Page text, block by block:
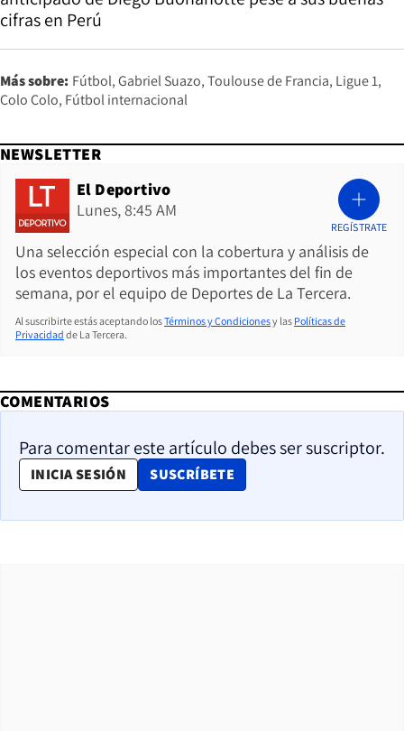
cifras en Perú
Más sobre: Fútbol Gabriel Suazo Toulouse de Francia Ligue 1
Colo Colo Fútbol internacional
NEWSLETTER
El Deportivo
Lunes, 8:45 AM
Una selección especial con la cobertura y análisis de
los eventos deportivos más importantes del fin de
semana, por el equipo de Deportes de La Tercera.
REGÍSTRATE
Al suscribirte estás aceptando losTérminos y Condicionesy las Políticas de
Privacidad de La Tercera.
COMENTARIOS
Para comentar este artículo debes ser suscriptor.
INICIA SESIÓN SUSCRÍBETE
OPENS IN NEW WINDOW